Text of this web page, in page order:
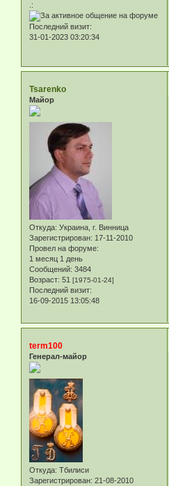
.:
Последний визит:
31-01-2023 03:20:34
Tsarenko
Майор
Откуда: Украина, г. Винница
Зарегистрирован: 17-11-2010
Провел на форуме:
1 месяц 1 день
Сообщений: 3484
Возраст: 51 [1975-01-24]
Последний визит:
16-09-2015 13:05:48
term100
Генерал-майор
Откуда: Тбилиси
Зарегистрирован: 21-08-2010